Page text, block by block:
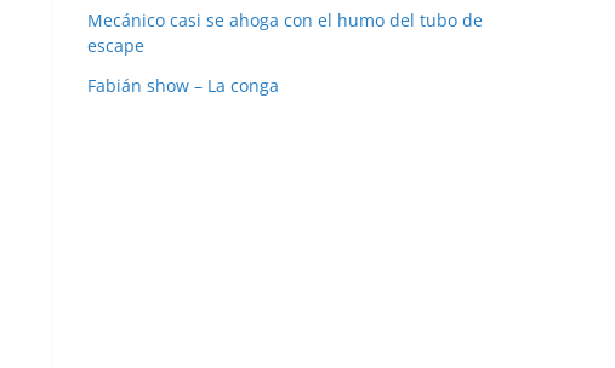
Mecánico casi se ahoga con el humo del tubo de
escape
Fabián show – La conga